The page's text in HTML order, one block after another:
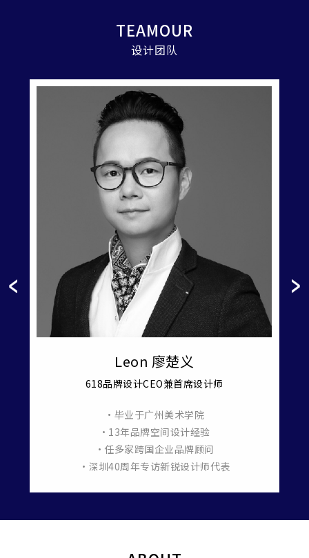
TEAMOUR
设计团队
Leon 廖楚义
618品牌设计CEO兼首席设计师
•毕业于广州美术学院
•13年品牌空间设计经验
•任多家跨国企业品牌顾问
•深圳40周年专访新锐设计师代表